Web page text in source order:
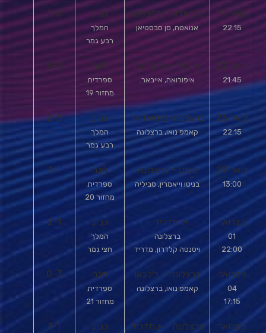
ינואר 19
22:15
סוסיאדאד-ברצלונה
אנואטה, סן סבסטיאן
גביע
המלך
רבע גמר
1-0
ינואר 22
21:45
אייבאר - ברצלונה
איפורואה, אייבאר.
ליגה
ספרדית
מחזור 19
4-0
ינואר 26
22:15
ברצלונה-סוסיאדאד
קאמפ נואו, ברצלונה
גביע
המלך
רבע גמר
2-5
ינואר 29
13:00
בטיס - ברצלונה
בניטו וייאמרין, סביליה
ליגה
ספרדית
מחזור 20
1-1
פברואר
01
22:00
א. מדריד -
ברצלונה
ויסנטה קלדרון, מדריד
גביע
המלך
חצי גמר
2-1
פברואר
04
17:15
ברצלונה - בילבאו
קאמפ נואו, ברצלונה
ליגה
ספרדית
מחזור 21
0-3
פברואר ברצלונה - א.מדריד גביע 1-1